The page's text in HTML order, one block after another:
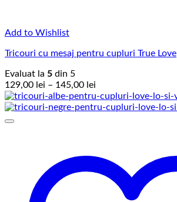
Add to Wishlist
Tricouri cu mesaj pentru cupluri True Love
Evaluat la 5 din 5
129,00 lei – 145,00 lei
de
prețuri: